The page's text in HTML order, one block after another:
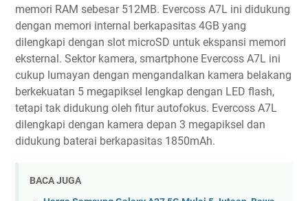
memori RAM sebesar 512MB. Evercoss A7L ini didukung
dengan memori internal berkapasitas 4GB yang
dilengkapi dengan slot microSD untuk ekspansi memori
eksternal. Sektor kamera, smartphone Evercoss A7L ini
cukup lumayan dengan mengandalkan kamera belakang
berkekuatan 5 megapiksel lengkap dengan LED flash,
tetapi tak didukung oleh fitur autofokus. Evercoss A7L
dilengkapi dengan kamera depan 3 megapiksel dan
didukung baterai berkapasitas 1850mAh.
BACA JUGA